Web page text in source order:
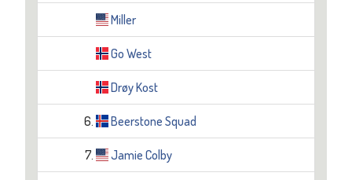
Miller
Go West
Drøy Kost
6. Beerstone Squad
7. Jamie Colby